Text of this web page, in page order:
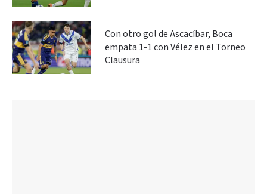
Con otro gol de Ascacíbar, Boca
empata 1-1 con Vélez en el Torneo
Clausura